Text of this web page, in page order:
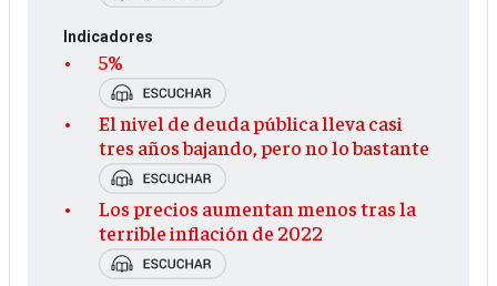
Indicadores
5%
El nivel de deuda pública lleva casi
tres años bajando, pero no lo bastante
Los precios aumentan menos tras la
terrible inflación de 2022